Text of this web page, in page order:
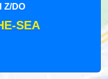
Z/DO
SEA